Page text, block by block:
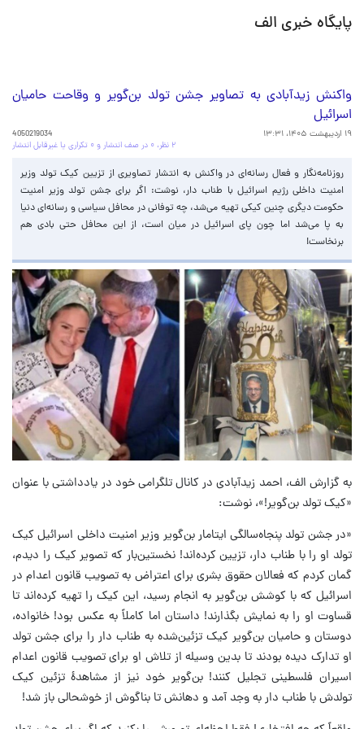
پایگاه خبری الف
واکنش زیدآبادی به تصاویر جشن تولد بن‌گویر و وقاحت حامیان
اسرائیل
۱۹ اردیبهشت ۱۴۰۵، ۱۳:۳۱
4050219034
۲ نظر، ۰ در صف انتشار و ۰ تکراری یا غیرقابل انتشار
روزنامه‌نگار و فعال رسانه‌ای در واکنش به انتشار تصاویری از تزیین کیک تولد وزیر
امنیت داخلی رژیم اسرائیل با طناب دار، نوشت: اگر برای جشن تولد وزیر امنیت
حکومت دیگری چنین کیکی تهیه می‌شد، چه توفانی در محافل سیاسی و رسانه‌ای دنیا
به پا می‌شد اما چون پای اسرائیل در میان است، از این محافل حتی بادی هم
برنخاست!
به گزارش الف، احمد زیدآبادی در کانال تلگرامی خود در یادداشتی با عنوان
«کیک تولد بن‌گویر!»، نوشت:
«در جشن تولد پنجاه‌سالگی ایتامار بن‌گویر وزیر امنیت داخلی اسرائیل کیک
تولد او را با طناب دار، تزیین کرده‌اند! نخستین‌بار که تصویر کیک را دیدم،
گمان کردم که فعالان حقوق بشری برای اعتراض به تصویب قانون اعدام در
اسرائیل که با کوشش بن‌گویر به انجام رسید، این کیک را تهیه کرده‌اند تا
قساوت او را به نمایش بگذارند! داستان اما کاملاً به عکس بود! خانواده،
دوستان و حامیان بن‌گویر کیک تزئین‌شده به طناب دار را برای جشن تولد
او تدارک دیده بودند تا بدین وسیله از تلاش او برای تصویب قانون اعدام
اسیران فلسطینی تجلیل کنند! بن‌گویر خود نیز از مشاهدهٔ تزئین کیک
تولدش با طناب دار به وجد آمد و دهانش تا بناگوش از خوشحالی باز شد!